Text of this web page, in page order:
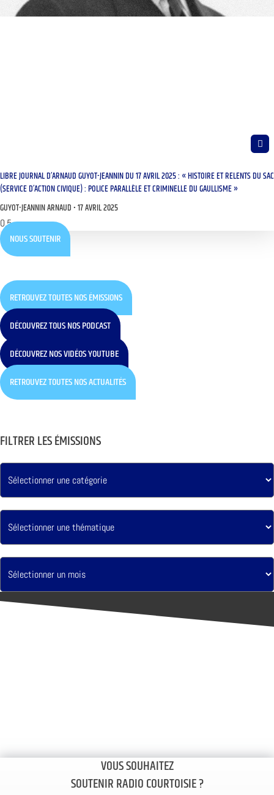
LIBRE JOURNAL D’ARNAUD GUYOT-JEANNIN DU 17 AVRIL 2025 : « HISTOIRE ET RELENTS DU SAC
(SERVICE D’ACTION CIVIQUE) : POLICE PARALLÈLE ET CRIMINELLE DU GAULLISME »
GUYOT-JEANNIN ARNAUD 17 AVRIL 2025
NOUS SOUTENIR
RETROUVEZ TOUTES NOS ÉMISSIONS
DÉCOUVREZ TOUS NOS PODCAST
DÉCOUVREZ NOS VIDÉOS YOUTUBE
RETROUVEZ TOUTES NOS ACTUALITÉS
FILTRER LES ÉMISSIONS
VOUS SOUHAITEZ
SOUTENIR RADIO COURTOISIE ?